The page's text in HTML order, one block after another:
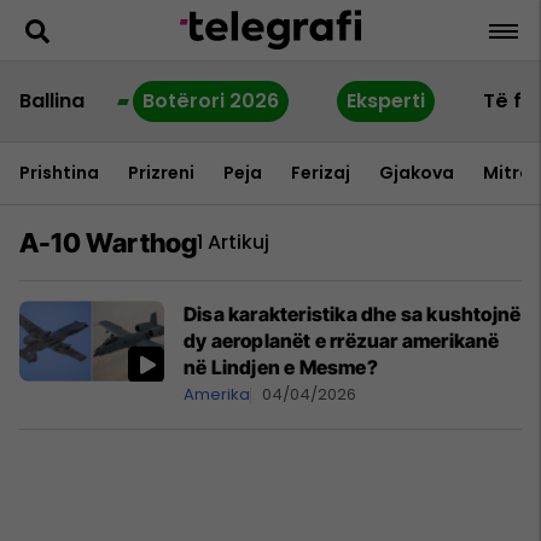
Ballina Botërori 2026 Eksperti Të
Prishtina Prizreni Peja Ferizaj Gjakova
A-10 Warthog1 Artikuj
Disa karakteristika dhe sa kushtojnë
dy aeroplanët e rrëzuar amerikanë
në Lindjen e Mesme?
Amerika 04/04/2026